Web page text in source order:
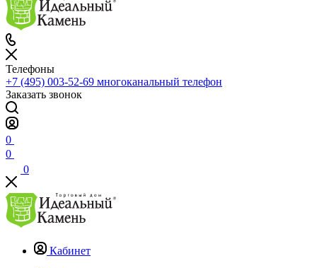
Телефоны
+7 (495) 003-52-69 многоканальный телефон
Заказать звонок
0
0
0
Кабинет